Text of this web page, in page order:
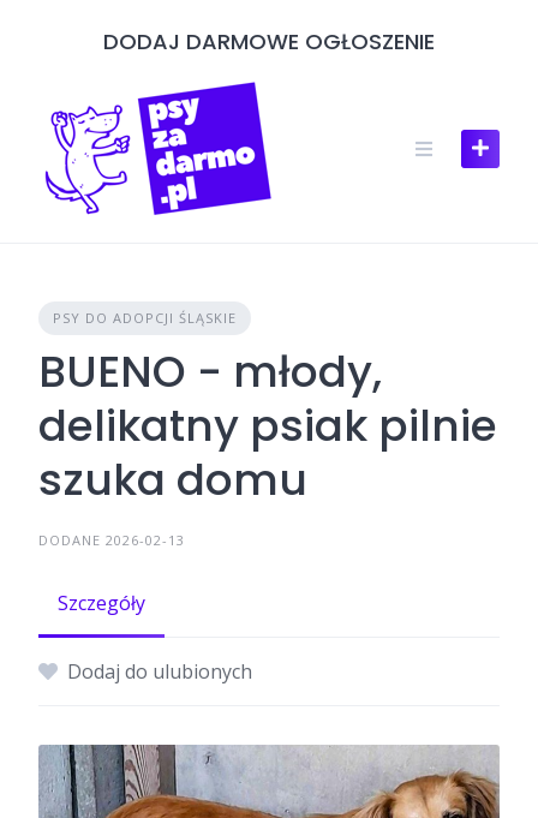
DODAJ DARMOWE OGŁOSZENIE
PSY DO ADOPCJI ŚLĄSKIE
BUENO - młody,
delikatny psiak pilnie
szuka domu
DODANE 2026-02-13
Szczegóły
Dodaj do ulubionych